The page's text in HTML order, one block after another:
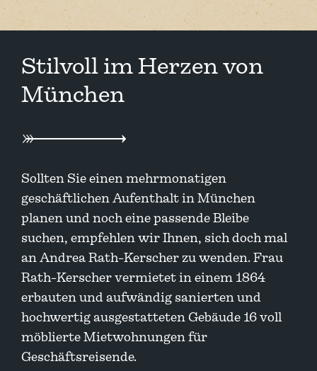
Stilvoll im Herzen von
München
Sollten Sie einen mehrmonatigen
geschäftlichen Aufenthalt in München
planen und noch eine passende Bleibe
suchen, empfehlen wir Ihnen, sich doch mal
an Andrea Rath-Kerscher zu wenden. Frau
Rath-Kerscher vermietet in einem 1864
erbauten und aufwändig sanierten und
hochwertig ausgestatteten Gebäude 16 voll
möblierte Mietwohnungen für
Geschäftsreisende.